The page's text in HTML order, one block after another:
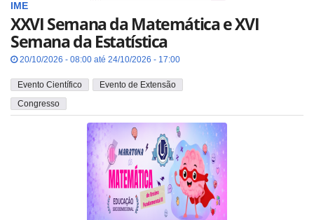
IME
XXVI Semana da Matemática e XVI
Semana da Estatística
20/10/2026 - 08:00 até 24/10/2026 - 17:00
Evento Científico
Evento de Extensão
Congresso